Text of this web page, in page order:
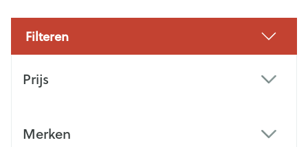
Filteren
Prijs
Merken